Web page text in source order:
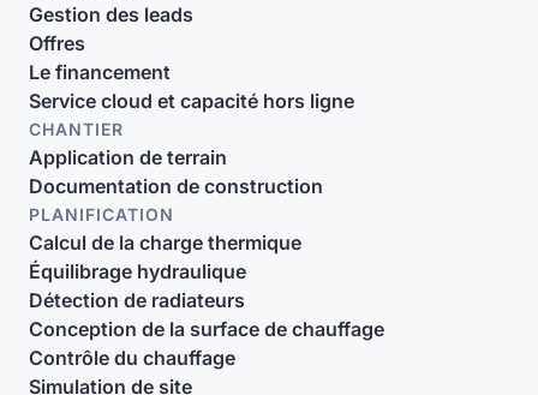
Gestion des leads
Offres
Le financement
Service cloud et capacité hors ligne
CHANTIER
Application de terrain
Documentation de construction
PLANIFICATION
Calcul de la charge thermique
Équilibrage hydraulique
Détection de radiateurs
Conception de la surface de chauffage
Contrôle du chauffage
Simulation de site